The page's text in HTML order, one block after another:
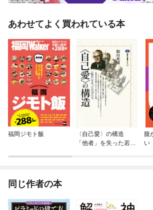
あわせてよく買われている本
福岡ジモト飯
〈自己愛〉の構造
「他者」を失った若者
腹
い
同じ作者の本